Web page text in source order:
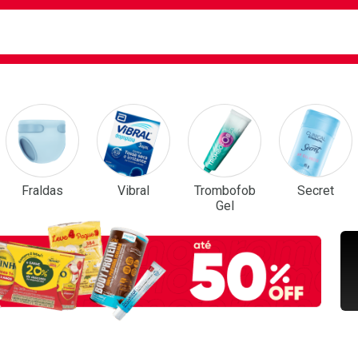
Destaque
Fraldas Vibral
Trombofob
Gel
Secret